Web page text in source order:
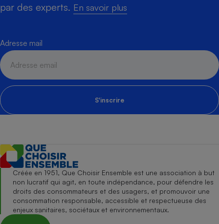
par des experts. En savoir plus
Adresse mail
S'inscrire
Créée en 1951, Que Choisir Ensemble est une association à but
non lucratif qui agit, en toute indépendance, pour défendre les
droits des consommateurs et des usagers, et promouvoir une
consommation responsable, accessible et respectueuse des
enjeux sanitaires, sociétaux et environnementaux.